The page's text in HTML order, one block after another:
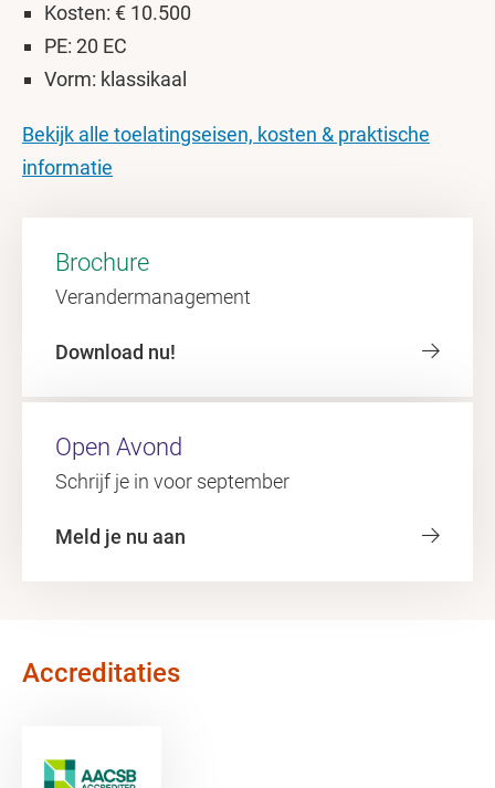
Kosten: € 10.500
PE: 20 EC
Vorm: klassikaal
Bekijk alle toelatingseisen, kosten & praktische
informatie
Brochure
Verandermanagement
Download nu!
Open Avond
Schrijf je in voor september
Meld je nu aan
Accreditaties